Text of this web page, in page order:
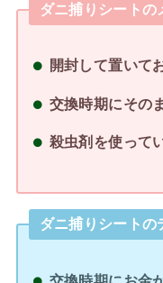
ダニ捕りシートの
開封して置いて
交換時期にその
殺虫剤を使って
ダニ捕りシートの